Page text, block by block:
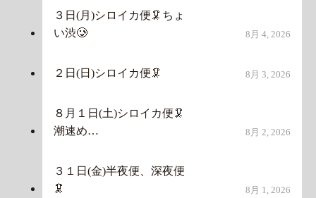
３日(月)シロイカ便🦑ちょ
い渋🥲
8月 4, 2026
２日(日)シロイカ便🦑 8月 3, 2026
８月１日(土)シロイカ便🦑
潮速め…
8月 2, 2026
３１日(金)半夜便、深夜便
🦑
8月 1, 2026